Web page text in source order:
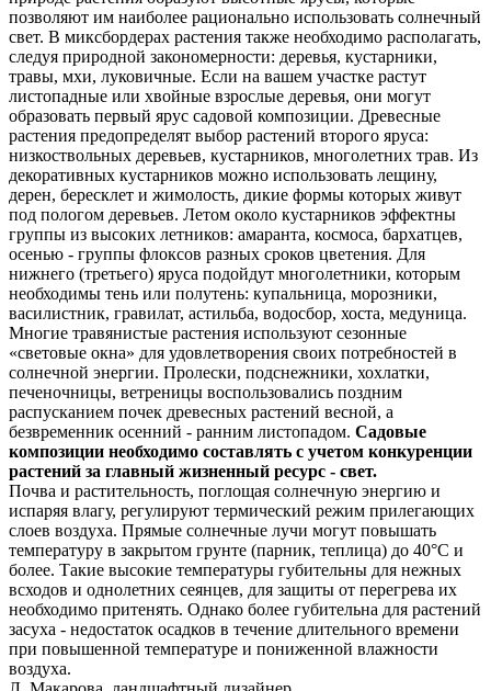
позволяют им наиболее рационально использовать солнечный
свет. В миксбордерах растения также необходимо располагать,
следуя природной закономерности: деревья, кустарники,
травы, мхи, луковичные. Если на вашем участке растут
листопадные или хвойные взрослые деревья, они могут
образовать первый ярус садовой композиции. Древесные
растения предопределят выбор растений второго яруса:
низкоствольных деревьев, кустарников, многолетних трав. Из
декоративных кустарников можно использовать лещину,
дерен, бересклет и жимолость, дикие формы которых живут
под пологом деревьев. Летом около кустарников эффектны
группы из высоких летников: амаранта, космоса, бархатцев,
осенью - группы флоксов разных сроков цветения. Для
нижнего (третьего) яруса подойдут многолетники, которым
необходимы тень или полутень: купальница, морозники,
василистник, гравилат, астильба, водосбор, хоста, медуница.
Многие травянистые растения используют сезонные
«световые окна» для удовлетворения своих потребностей в
солнечной энергии. Пролески, подснежники, хохлатки,
печеночницы, ветреницы воспользовались поздним
распусканием почек древесных растений весной, а
безвременник осенний - ранним листопадом. Садовые
композиции необходимо составлять с учетом конкуренции
растений за главный жизненный ресурс - свет.
Почва и растительность, поглощая солнечную энергию и
испаряя влагу, регулируют термический режим прилегающих
слоев воздуха. Прямые солнечные лучи могут повышать
температуру в закрытом грунте (парник, теплица) до 40°С и
более. Такие высокие температуры губительны для нежных
всходов и однолетних сеянцев, для защиты от перегрева их
необходимо притенять. Однако более губительна для растений
засуха - недостаток осадков в течение длительного времени
при повышенной температуре и пониженной влажности
воздуха.